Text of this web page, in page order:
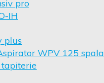
pro
IH
plus
WPV 125